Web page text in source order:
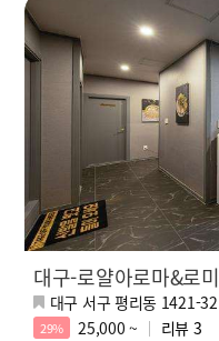
대구-로얄아로마&로미
대구 서구 평리동 1421-32
29% 25,000 ~ 리뷰 3